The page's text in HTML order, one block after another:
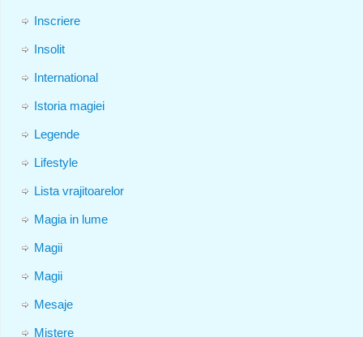
Inscriere
Insolit
International
Istoria magiei
Legende
Lifestyle
Lista vrajitoarelor
Magia in lume
Magii
Magii
Mesaje
Mistere